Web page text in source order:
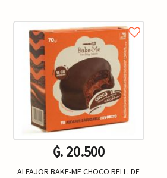
Un. +
₲. 20.500
ALFAJOR BAKE-ME CHOCO RELL. DE